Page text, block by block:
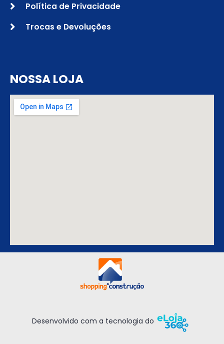
Política de Privacidade
Trocas e Devoluções
NOSSA LOJA
Desenvolvido com a tecnologia do